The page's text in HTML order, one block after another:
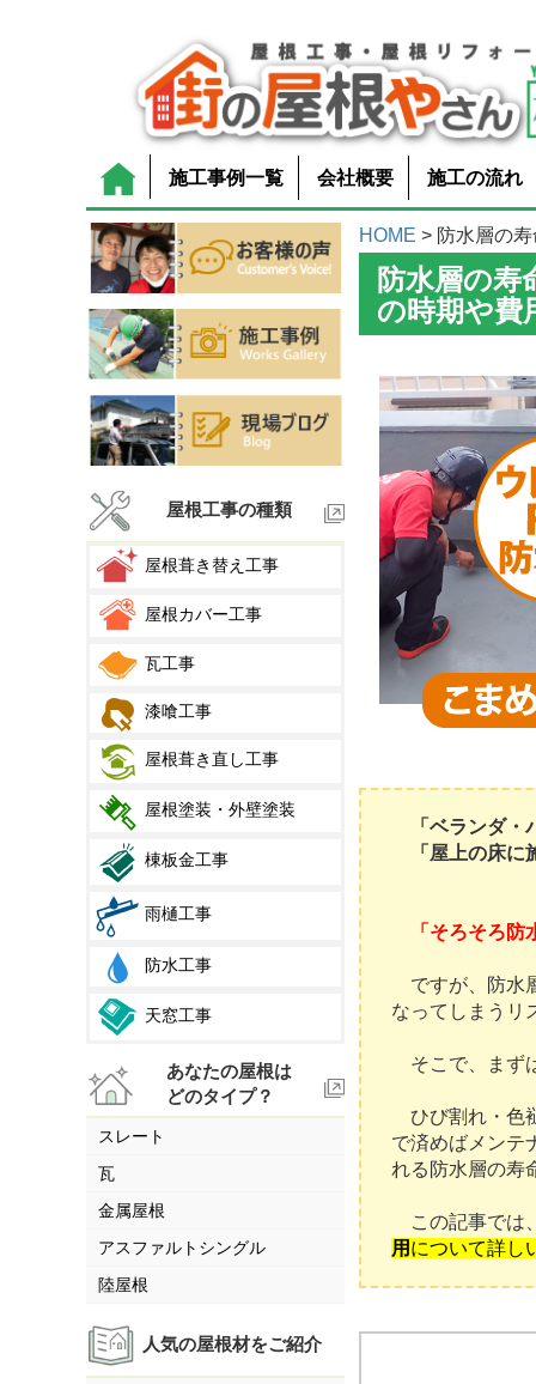
施工事例一覧 会社概要 施工の流れ
屋根工事の種類
屋根葺き替え工事
屋根カバー工事
瓦工事
漆喰工事
屋根葺き直し工事
屋根塗装・外壁塗装
棟板金工事
雨樋工事
防水工事
天窓工事
あなたの屋根は
どのタイプ？
スレート
瓦
金属屋根
アスファルトシングル
陸屋根
人気の屋根材をご紹介
HOME > 防水層の
防水層の
の時期や費
「ベランダ
「屋上の床
「そろそろ
ですが、防水
なってしまうリ
そこで、まず
ひび割れ・色
で済めばメンテ
れる防水層の寿
この記事では
用 について詳し